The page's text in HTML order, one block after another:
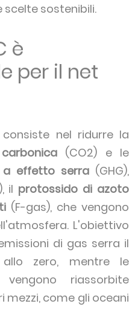
sostenibili.
è
per il net
consiste nel ridurre la
(CO2) e le
a effetto serra (GHG),
il protossido di azoto
(F-gas), che vengono
L'obiettivo
di gas serra il
zero, mentre le
riassorbite
come gli oceani